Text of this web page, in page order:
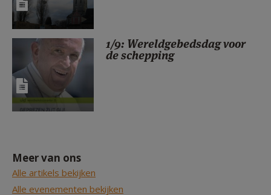
1/9: Wereldgebedsdag voor
de schepping
Meer van ons
Alle artikels bekijken
Alle evenementen bekijken